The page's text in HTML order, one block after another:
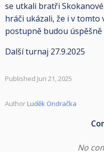
se utkali bratři
hráči ukázali, že i v
postupně budou
Další turnaj 27.9.2025
Published Jun 21, 2025
AuthorLuděk Ondračka